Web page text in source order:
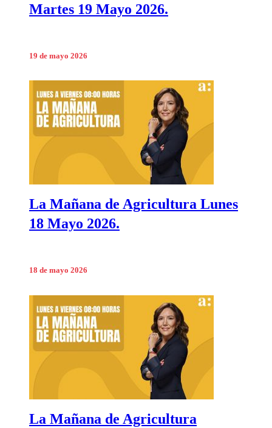
Martes 19 Mayo 2026.
19 de mayo 2026
La Mañana de Agricultura Lunes
18 Mayo 2026.
18 de mayo 2026
La Mañana de Agricultura